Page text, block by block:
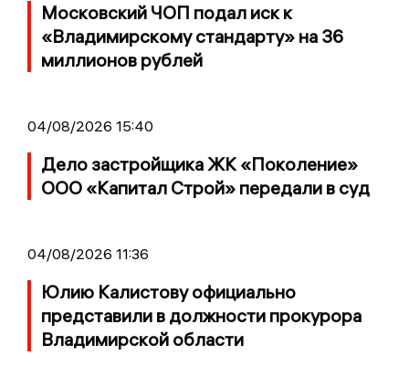
Московский ЧОП подал иск к
«Владимирскому стандарту» на 36
миллионов рублей
04/08/2026 15:40
Дело застройщика ЖК «Поколение»
ООО «Капитал Строй» передали в суд
04/08/2026 11:36
Юлию Калистову официально
представили в должности прокурора
Владимирской области